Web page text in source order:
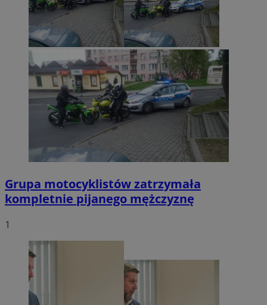
Grupa motocyklistów zatrzymała
kompletnie pijanego mężczyznę
1